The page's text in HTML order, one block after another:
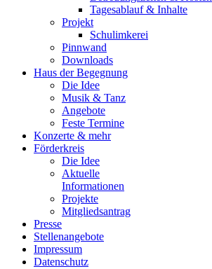
Tagesablauf & Inhalte
Projekt
Schulimkerei
Pinnwand
Downloads
Haus der Begegnung
Die Idee
Musik & Tanz
Angebote
Feste Termine
Konzerte & mehr
Förderkreis
Die Idee
Aktuelle
Informationen
Projekte
Mitgliedsantrag
Presse
Stellenangebote
Impressum
Datenschutz